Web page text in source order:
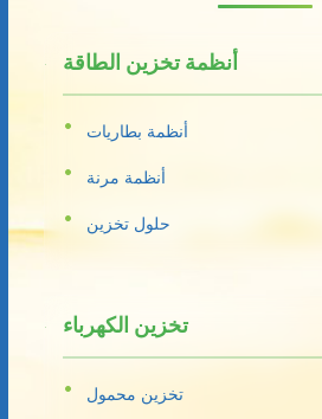
أنظمة تخزين الطاقة
أنظمة بطاريات
أنظمة مرنة
حلول تخزين
تخزين الكهرباء
تخزين محمول